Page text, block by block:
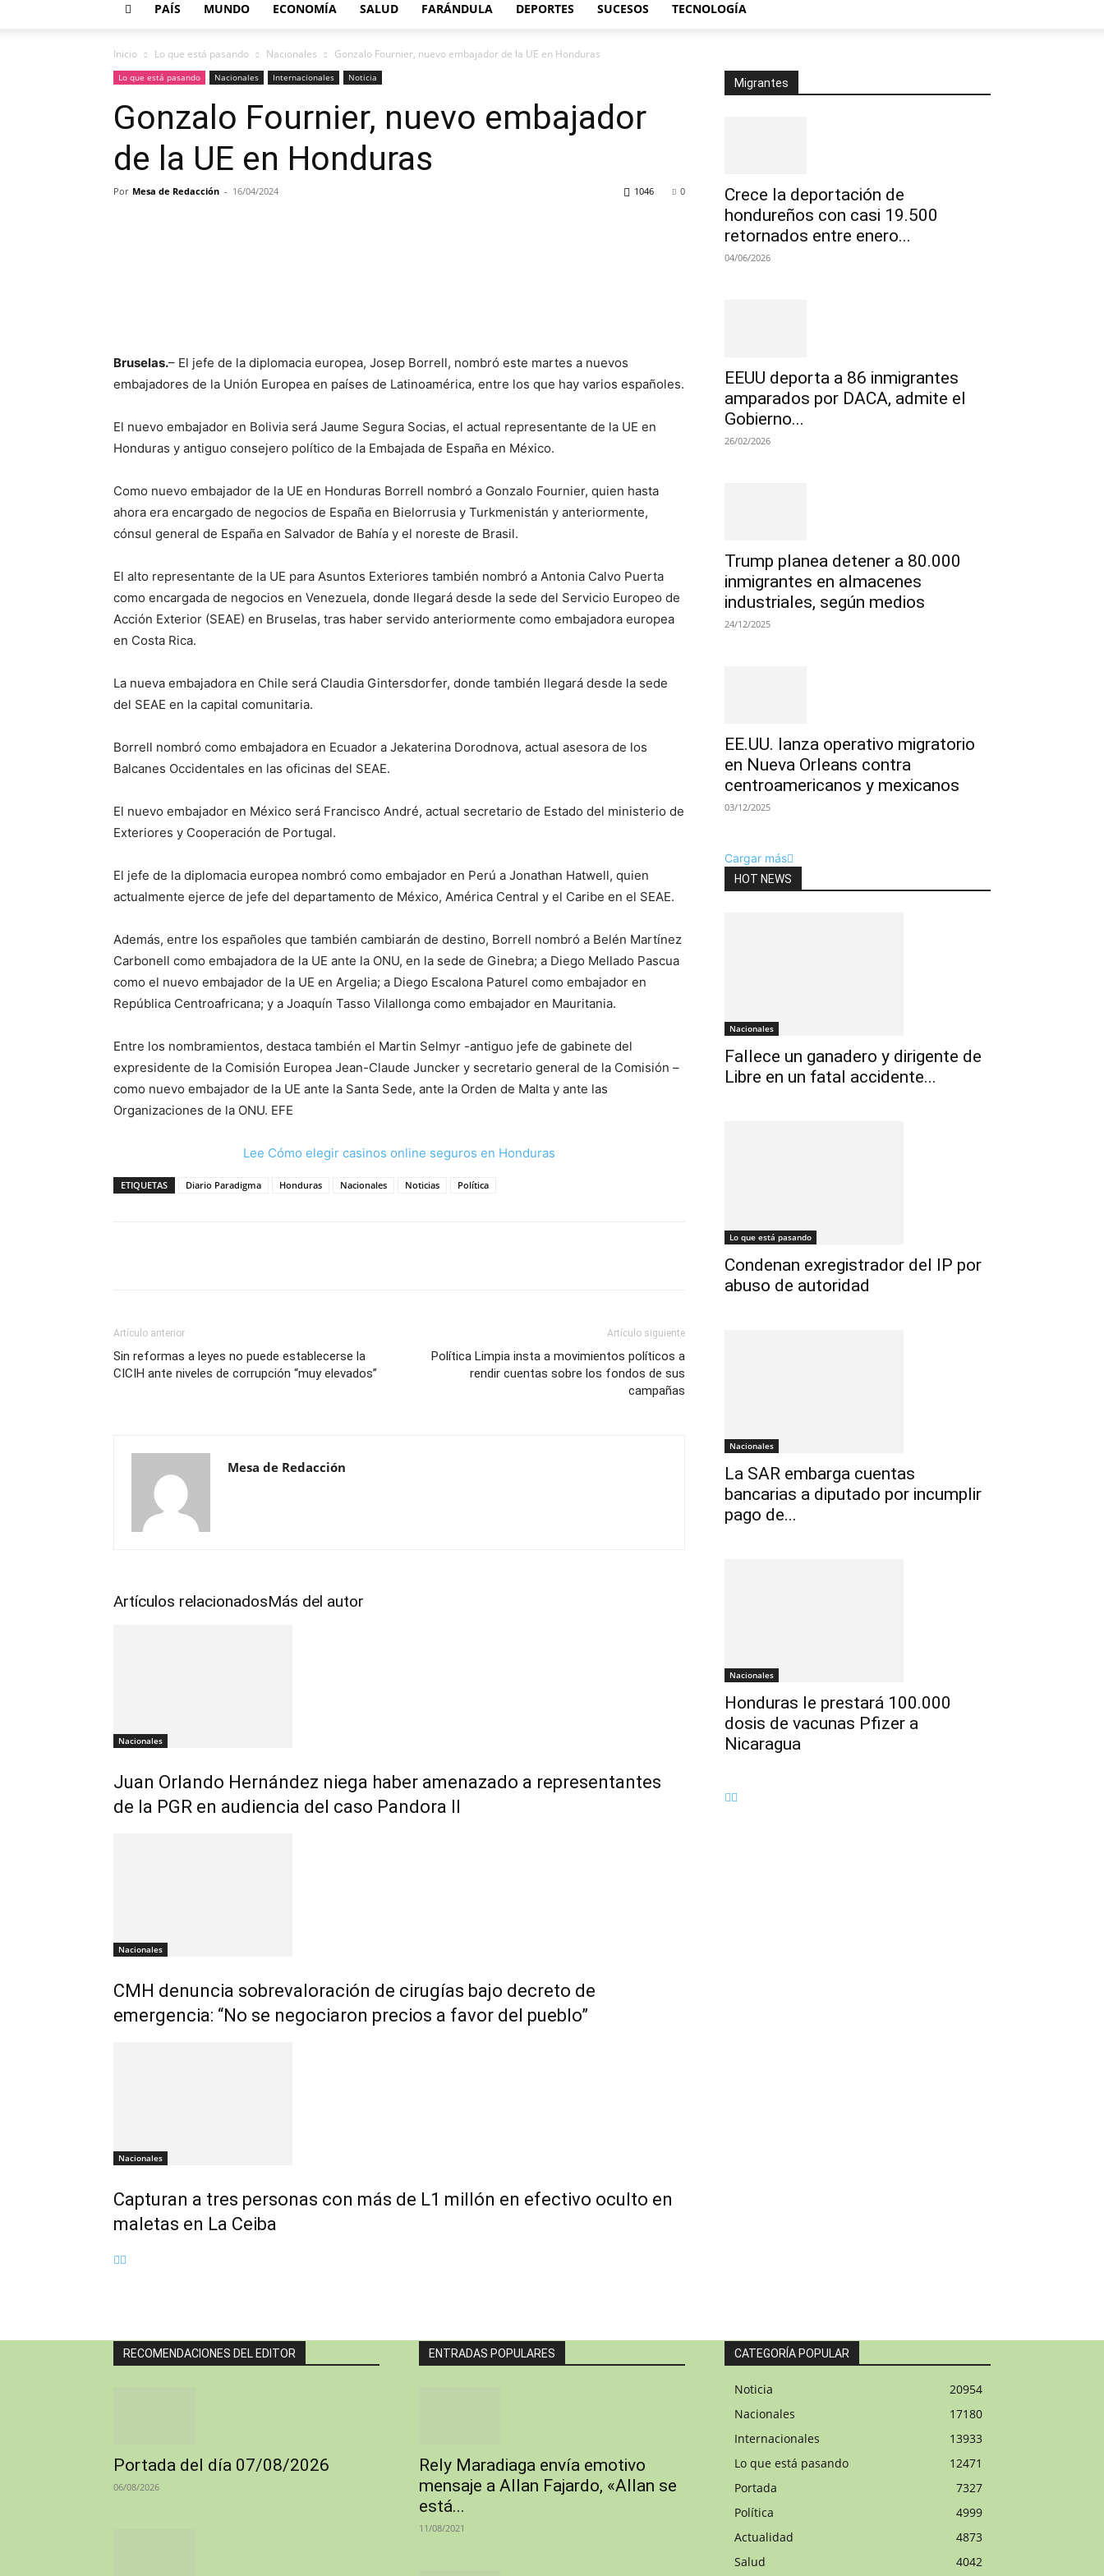
PAÍS MUNDO ECONOMÍA SALUD FARÁNDULA DEPORTES SUCESOS TECNOLOGÍA
Inicio Lo que está pasando Nacionales Gonzalo Fournier, nuevo embajador de la UE en Honduras
Lo que está pasando Nacionales Internacionales Noticia
Gonzalo Fournier, nuevo embajador
de la UE en Honduras
Por Mesa de Redacción - 16/04/2024 0
1046
Bruselas.– El jefe de la diplomacia europea, Josep Borrell, nombró este martes a nuevos
embajadores de la Unión Europea en países de Latinoamérica, entre los que hay varios españoles.
El nuevo embajador en Bolivia será Jaume Segura Socias, el actual representante de la UE en
Honduras y antiguo consejero político de la Embajada de España en México.
Como nuevo embajador de la UE en Honduras Borrell nombró a Gonzalo Fournier, quien hasta
ahora era encargado de negocios de España en Bielorrusia y Turkmenistán y anteriormente,
cónsul general de España en Salvador de Bahía y el noreste de Brasil.
El alto representante de la UE para Asuntos Exteriores también nombró a Antonia Calvo Puerta
como encargada de negocios en Venezuela, donde llegará desde la sede del Servicio Europeo de
Acción Exterior (SEAE) en Bruselas, tras haber servido anteriormente como embajadora europea
en Costa Rica.
La nueva embajadora en Chile será Claudia Gintersdorfer, donde también llegará desde la sede
del SEAE en la capital comunitaria.
Borrell nombró como embajadora en Ecuador a Jekaterina Dorodnova, actual asesora de los
Balcanes Occidentales en las oficinas del SEAE.
El nuevo embajador en México será Francisco André, actual secretario de Estado del ministerio de
Exteriores y Cooperación de Portugal.
El jefe de la diplomacia europea nombró como embajador en Perú a Jonathan Hatwell, quien
actualmente ejerce de jefe del departamento de México, América Central y el Caribe en el SEAE.
Además, entre los españoles que también cambiarán de destino, Borrell nombró a Belén Martínez
Carbonell como embajadora de la UE ante la ONU, en la sede de Ginebra; a Diego Mellado Pascua
como el nuevo embajador de la UE en Argelia; a Diego Escalona Paturel como embajador en
República Centroafricana; y a Joaquín Tasso Vilallonga como embajador en Mauritania.
Entre los nombramientos, destaca también el Martin Selmyr -antiguo jefe de gabinete del
expresidente de la Comisión Europea Jean-Claude Juncker y secretario general de la Comisión –
como nuevo embajador de la UE ante la Santa Sede, ante la Orden de Malta y ante las
Organizaciones de la ONU. EFE
Lee Cómo elegir casinos online seguros en Honduras
ETIQUETAS Diario Paradigma Honduras Nacionales Noticias Política
Artículo anterior
Sin reformas a leyes no puede establecerse la
CICIH ante niveles de corrupción “muy elevados”
Artículo siguiente
Política Limpia insta a movimientos políticos a
rendir cuentas sobre los fondos de sus
campañas
Mesa de Redacción
Artículos relacionadosMás del autor
Nacionales
Juan Orlando Hernández niega haber amenazado a representantes
de la PGR en audiencia del caso Pandora II
Nacionales
CMH denuncia sobrevaloración de cirugías bajo decreto de
emergencia: “No se negociaron precios a favor del pueblo”
Nacionales
Capturan a tres personas con más de L1 millón en efectivo oculto en
maletas en La Ceiba
Migrantes
Crece la deportación de
hondureños con casi 19.500
retornados entre enero...
04/06/2026
EEUU deporta a 86 inmigrantes
amparados por DACA, admite el
Gobierno...
26/02/2026
Trump planea detener a 80.000
inmigrantes en almacenes
industriales, según medios
24/12/2025
EE.UU. lanza operativo migratorio
en Nueva Orleans contra
centroamericanos y mexicanos
03/12/2025
Cargar más
HOT NEWS
Nacionales
Fallece un ganadero y dirigente de
Libre en un fatal accidente...
Lo que está pasando
Condenan exregistrador del IP por
abuso de autoridad
Nacionales
La SAR embarga cuentas
bancarias a diputado por incumplir
pago de...
Nacionales
Honduras le prestará 100.000
dosis de vacunas Pfizer a
Nicaragua
RECOMENDACIONES DEL EDITOR
Portada del día 07/08/2026
06/08/2026
ENTRADAS POPULARES
Rely Maradiaga envía emotivo
mensaje a Allan Fajardo, «Allan se
está...
11/08/2021
CATEGORÍA POPULAR
Noticia
20954
Nacionales
17180
Internacionales
13933
Lo que está pasando
12471
Portada
7327
Política
4999
Actualidad
4873
Salud
4042